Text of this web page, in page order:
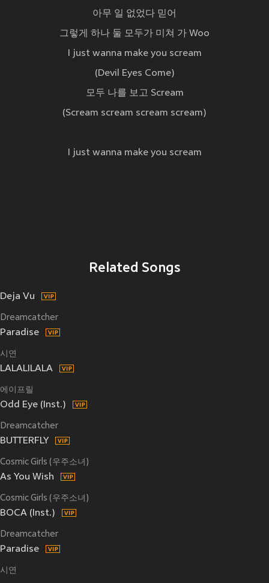
아무 일 없었다 믿어
그렇게 하나 둘 모두가 미쳐 가 Woo
I just wanna make you scream
(Devil Eyes Come)
모두 나를 보고 Scream
(Scream scream scream scream)
I just wanna make you scream
Related Songs
Deja Vu
Dreamcatcher
Paradise
시연
LALALILALA
에이프릴
Odd Eye (Inst.)
Dreamcatcher
BUTTERFLY
Cosmic Girls (우주소녀)
As You Wish
Cosmic Girls (우주소녀)
BOCA (Inst.)
Dreamcatcher
Paradise
시연